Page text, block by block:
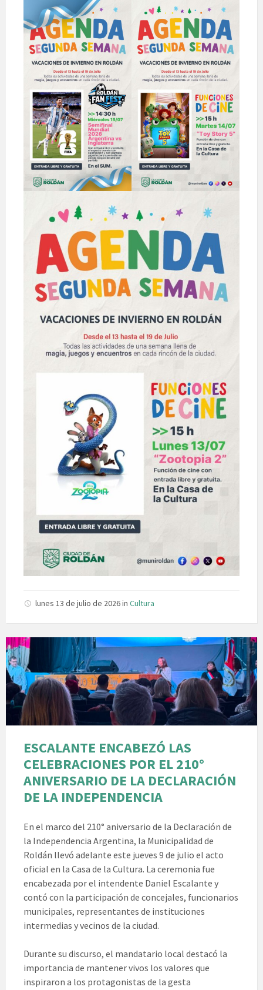
lunes 13 de julio de 2026in Cultura
ESCALANTE ENCABEZÓ LAS
CELEBRACIONES POR EL 210°
ANIVERSARIO DE LA DECLARACIÓN
DE LA INDEPENDENCIA
En el marco del 210° aniversario de la Declaración de
la Independencia Argentina, la Municipalidad de
Roldán llevó adelante este jueves 9 de julio el acto
oficial en la Casa de la Cultura. La ceremonia fue
encabezada por el intendente Daniel Escalante y
contó con la participación de concejales, funcionarios
municipales, representantes de instituciones
intermedias y vecinos de la ciudad.
Durante su discurso, el mandatario local destacó la
importancia de mantener vivos los valores que
inspiraron a los protagonistas de la gesta